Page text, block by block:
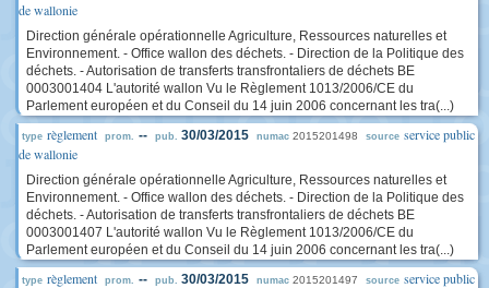
de wallonie
Direction générale opérationnelle Agriculture, Ressources naturelles et
Environnement. - Office wallon des déchets. - Direction de la Politique des
déchets. - Autorisation de transferts transfrontaliers de déchets BE
0003001404 L'autorité wallon Vu le Règlement 1013/2006/CE du
Parlement européen et du Conseil du 14 juin 2006 concernant les tra(...)
type règlement prom. -- pub. 30/03/2015 numac 2015201498 source service public
de wallonie
Direction générale opérationnelle Agriculture, Ressources naturelles et
Environnement. - Office wallon des déchets. - Direction de la Politique des
déchets. - Autorisation de transferts transfrontaliers de déchets BE
0003001407 L'autorité wallon Vu le Règlement 1013/2006/CE du
Parlement européen et du Conseil du 14 juin 2006 concernant les tra(...)
type règlement prom. -- pub. 30/03/2015 numac 2015201497 source service public